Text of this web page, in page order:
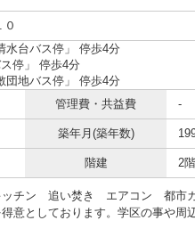
０
水台バス停」 停歩4分
停」 停歩4分
団地バス停」 停歩4分
管理費・共益費 -
築年月(築年数)
階建 2
チン 追い焚き エアコン 都市
意としております。学区の事や周